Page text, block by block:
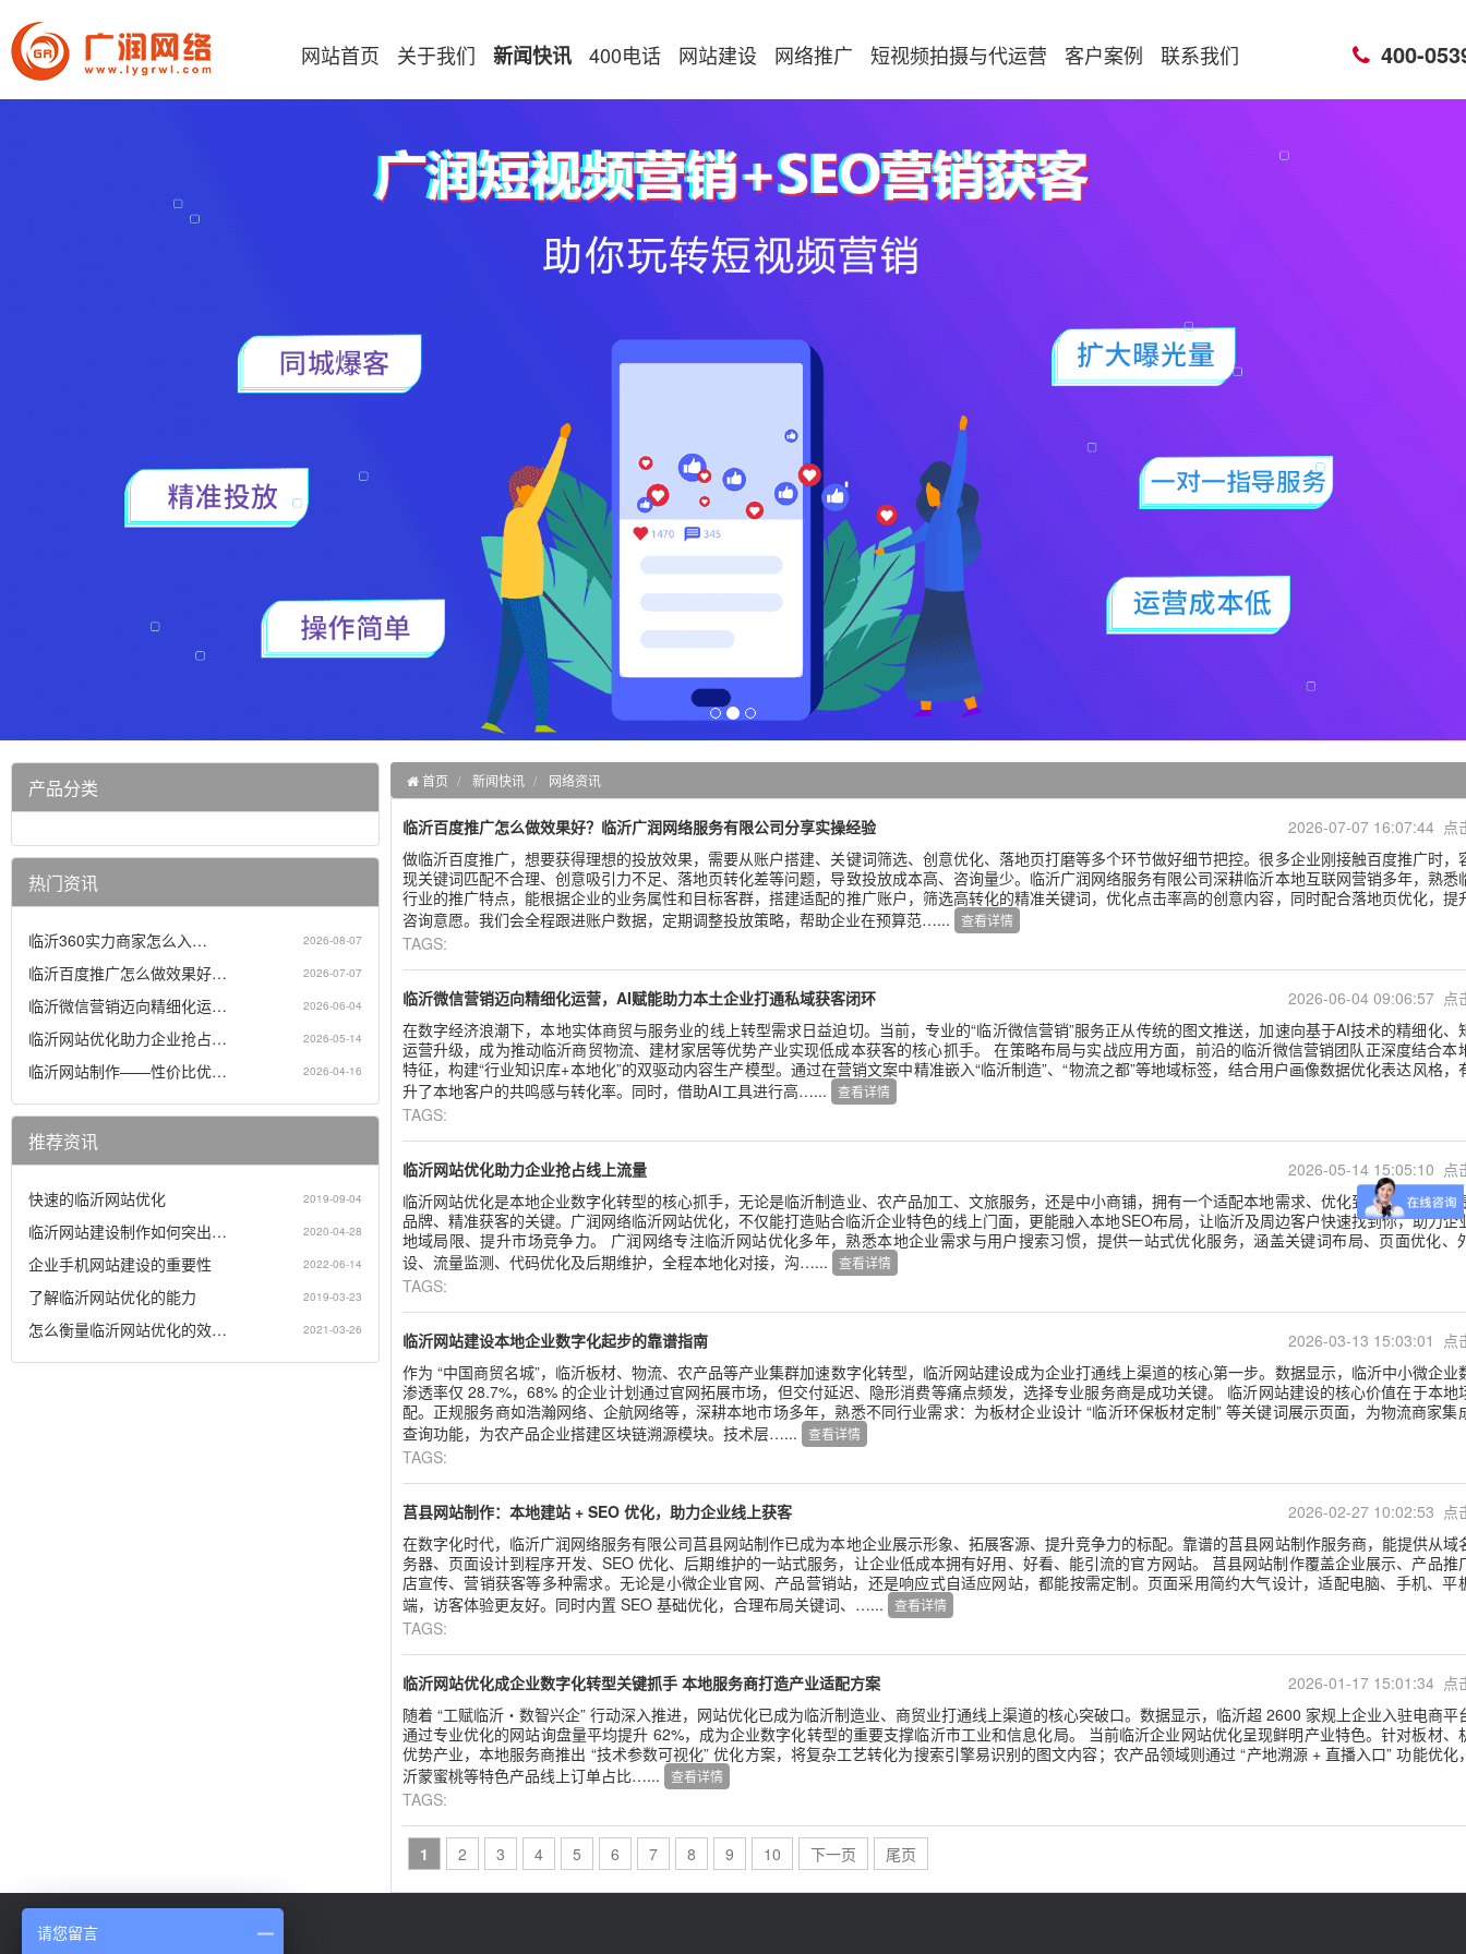
网站首页 关于我们 新闻快讯 400电话 网站建设 网络推广 短视频拍摄与代运营 客户案例 联系我们 400-
产品分类
热门资讯
临沂360实力商家怎么入… 2026-08-07
临沂百度推广怎么做效果好… 2026-07-07
临沂微信营销迈向精细化运… 2026-06-04
临沂网站优化助力企业抢占… 2026-05-14
临沂网站制作——性价比优… 2026-04-16
推荐资讯
快速的临沂网站优化 2019-09-04
临沂网站建设制作如何突出… 2020-04-28
企业手机网站建设的重要性 2022-06-14
了解临沂网站优化的能力 2019-03-23
怎么衡量临沂网站优化的效… 2021-03-26
首页 新闻快讯 网络资讯
临沂百度推广怎么做效果好？临沂广润网络服务有限公司分享实操经验
2026-07-07 16:07:44 点
做临沂百度推广，想要获得理想的投放效果，需要从账户搭建、关键词筛选、创意优化、落地页打磨等多个环节做好细节把控。很多企业刚接触百度推广时，
现关键词匹配不合理、创意吸引力不足、落地页转化差等问题，导致投放成本高、咨询量少。临沂广润网络服务有限公司深耕临沂本地互联网营销多年，熟悉
行业的推广特点，能根据企业的业务属性和目标客群，搭建适配的推广账户，筛选高转化的精准关键词，优化点击率高的创意内容，同时配合落地页优化，提
咨询意愿。我们会全程跟进账户数据，定期调整投放策略，帮助企业在预算范…...
查看详情
TAGS:
临沂微信营销迈向精细化运营，AI赋能助力本土企业打通私域获客闭环
2026-06-04 09:06:57 点
在数字经济浪潮下，本地实体商贸与服务业的线上转型需求日益迫切。当前，专业的“临沂微信营销”服务正从传统的图文推送，加速向基于AI技术的精细化、
运营升级，成为推动临沂商贸物流、建材家居等优势产业实现低成本获客的核心抓手。 在策略布局与实战应用方面，前沿的临沂微信营销团队正深度结合本
特征，构建“行业知识库+本地化”的双驱动内容生产模型。通过在营销文案中精准嵌入“临沂制造”、“物流之都”等地域标签，结合用户画像数据优化表达风格，
升了本地客户的共鸣感与转化率。同时，借助AI工具进行高…...
查看详情
TAGS:
临沂网站优化助力企业抢占线上流量
2026-05-14 15:05:10 点
临沂网站优化是本地企业数字化转型的核心抓手，无论是临沂制造业、农产品加工、文旅服务，还是中小商铺，拥有一个适配本地需求、优化到位的网站，都
品牌、精准获客的关键。广润网络临沂网站优化，不仅能打造贴合临沂企业特色的线上门面，更能融入本地SEO布局，让临沂及周边客户快速找到你，助力企
地域局限、提升市场竞争力。 广润网络专注临沂网站优化多年，熟悉本地企业需求与用户搜索习惯，提供一站式优化服务，涵盖关键词布局、页面优化、
设、流量监测、代码优化及后期维护，全程本地化对接，沟…...
查看详情
TAGS:
临沂网站建设本地企业数字化起步的靠谱指南
2026-03-13 15:03:01 点
作为 “中国商贸名城”，临沂板材、物流、农产品等产业集群加速数字化转型，临沂网站建设成为企业打通线上渠道的核心第一步。数据显示，临沂中小微企业
渗透率仅 28.7%，68% 的企业计划通过官网拓展市场，但交付延迟、隐形消费等痛点频发，选择专业服务商是成功关键。 临沂网站建设的核心价值在于本地
配。正规服务商如浩瀚网络、企航网络等，深耕本地市场多年，熟悉不同行业需求：为板材企业设计 “临沂环保板材定制” 等关键词展示页面，为物流商家集
查询功能，为农产品企业搭建区块链溯源模块。技术层…...
查看详情
TAGS:
莒县网站制作：本地建站 + SEO 优化，助力企业线上获客
2026-02-27 10:02:53 点
在数字化时代，临沂广润网络服务有限公司莒县网站制作已成为本地企业展示形象、拓展客源、提升竞争力的标配。靠谱的莒县网站制作服务商，能提供从域
务器、页面设计到程序开发、SEO 优化、后期维护的一站式服务，让企业低成本拥有好用、好看、能引流的官方网站。 莒县网站制作覆盖企业展示、产品推
店宣传、营销获客等多种需求。无论是小微企业官网、产品营销站，还是响应式自适应网站，都能按需定制。页面采用简约大气设计，适配电脑、手机、平
端，访客体验更友好。同时内置 SEO 基础优化，合理布局关键词、…...
查看详情
TAGS:
临沂网站优化成企业数字化转型关键抓手 本地服务商打造产业适配方案
2026-01-17 15:01:34 点
随着 “工赋临沂・数智兴企” 行动深入推进，网站优化已成为临沂制造业、商贸业打通线上渠道的核心突破口。数据显示，临沂超 2600 家规上企业入驻电商平
通过专业优化的网站询盘量平均提升 62%，成为企业数字化转型的重要支撑临沂市工业和信息化局。 当前临沂企业网站优化呈现鲜明产业特色。针对板材、
优势产业，本地服务商推出 “技术参数可视化” 优化方案，将复杂工艺转化为搜索引擎易识别的图文内容；农产品领域则通过 “产地溯源 + 直播入口” 功能优化
沂蒙蜜桃等特色产品线上订单占比…...
查看详情
TAGS:
1 2 3 4 5 6 7 8 9 10 下一页 尾页
请您留言